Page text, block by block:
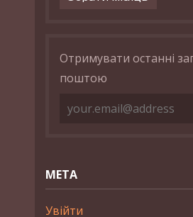
Отримувати останні
поштою
МЕТА
Увійти